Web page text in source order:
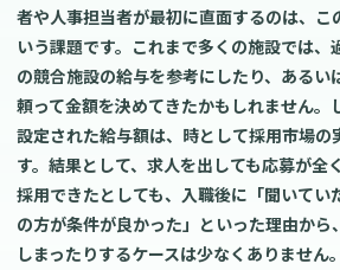
者や人事担当者が最初に直面するのは、こ
いう課題です。これまで多くの施設では、
の競合施設の給与を参考にしたり、あるい
頼って金額を決めてきたかもしれません。
設定された給与額は、時として採用市場の
す。結果として、求人を出しても応募が全
採用できたとしても、入職後に「聞いてい
の方が条件が良かった」といった理由から
しまったりするケースは少なくありません